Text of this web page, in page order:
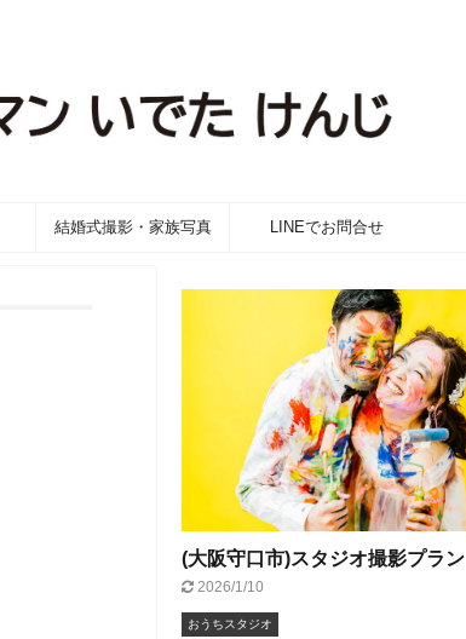
結婚式撮影・家族写真 LINEでお問合せ
(大阪守口市)スタジオ撮影プラン
2026/1/10
おうちスタジオ